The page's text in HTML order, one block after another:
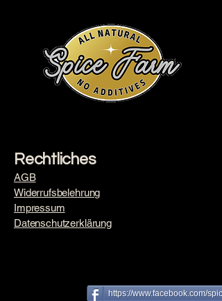
Rechtliches
AGB
Widerrufsbelehrung
Impressum
​Datenschutzerklärung
https://www.facebook.com/